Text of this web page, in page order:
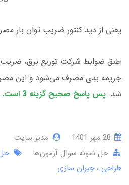
یعنی از دید کنتور ضریب توان بار مصرف
جریمه بدی مصرف می‌شود و این
شد. پس پاسخ صحیح گزینه 3 است.
مدیر سایت
حل نمونه سوال آزمون‌ها
طراحی جبران سازی